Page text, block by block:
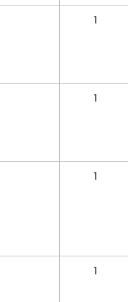
1
1
1
1